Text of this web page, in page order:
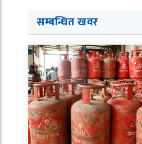
सम्बन्धित खवर